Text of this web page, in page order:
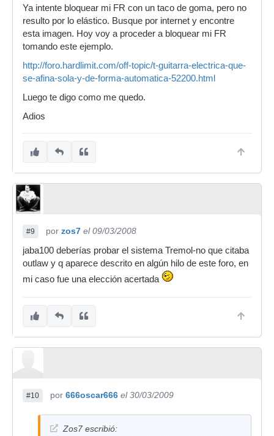
un luthier?
si alguien puede indicarme se lo agradecería
Ya intente bloquear mi FR con un taco de goma, pero no
resulto por lo elástico. Busque por internet y encontre
esta imagen. Hoy voy a proceder a bloquear mi FR
tomando este ejemplo.
http://foro.hardlimit.com/off-topic/t-guitarra-electrica-que-
se-afina-sola-y-de-forma-automatica-52200.html
Luego te digo como me quedo.
Adios
#9 por zos7 el 09/03/2008
jaba100 deberías probar el sistema Tremol-no que citaba
outlaw y q aparece descrito en algún hilo de este foro, en
mi caso fue una elección acertada
#10 por 666oscar666 el 30/03/2009
Zos7 escribió: